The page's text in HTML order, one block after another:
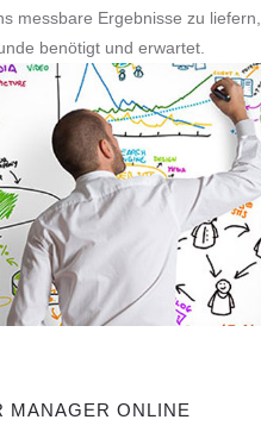
messbare Ergebnisse zu liefern,
benötigt und erwartet.
MANAGER ONLINE